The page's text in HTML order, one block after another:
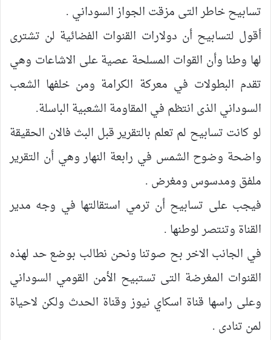
تسابيح خاطر التى مزقت الجواز السوداني .
أقول لتسابيح أن دولارات القنوات الفضائية لن تشترى
لها وطنا وأن القوات المسلحة عصية على الاشاعات وهي
تقدم البطولات في معركة الكرامة ومن خلفها الشعب
السوداني الذى انتظم في المقاومة الشعبية الباسلة.
لو كانت تسابيح لم تعلم بالتقرير قبل البث فالان الحقيقة
واضحة وضوح الشمس في رابعة النهار وهي أن التقرير
ملفق ومدسوس ومغرض .
فيجب على تسابيح أن ترمي استقالتها في وجه مدير
القناة وتنتصر لوطنها .
في الجانب الاخر بح صوتنا ونحن نطالب بوضع حد لهذه
القنوات المغرضة التى تستبيح الأمن القومي السوداني
وعلى راسها قناة اسكاي نيوز وقناة الحدث ولكن لاحياة
لمن تنادى .